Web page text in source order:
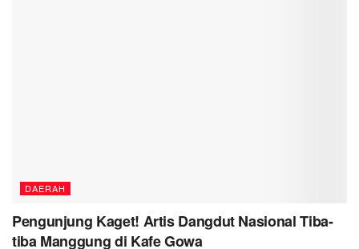
DAERAH
Pengunjung Kaget! Artis Dangdut Nasional Tiba-
tiba Manggung di Kafe Gowa